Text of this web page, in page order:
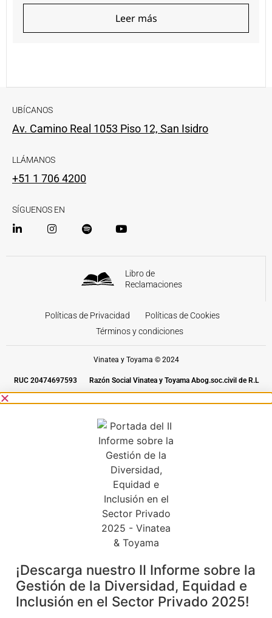
Leer más
UBÍCANOS
Av. Camino Real 1053 Piso 12, San Isidro
LLÁMANOS
+51 1 706 4200
SÍGUENOS EN
Libro de
Reclamaciones
Políticas de Privacidad
Políticas de Cookies
Términos y condiciones
Vinatea y Toyama © 2024
RUC 20474697593 Razón Social Vinatea y Toyama Abog.soc.civil de R.L
¡Descarga nuestro II Informe sobre la
Gestión de la Diversidad, Equidad e
Inclusión en el Sector Privado 2025!